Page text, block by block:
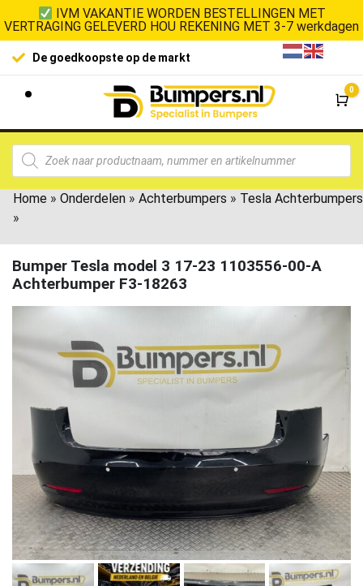
IVM VAKANTIE WORDEN BESTELLINGEN MET
VERTRAGING GELEVERD HOU REKENING MET 3-7 werkdagen
De goedkoopste op de markt
0
Home » Onderdelen » Achterbumpers » Tesla Achterbumpers
»
Bumper Tesla model 3 17-23 1103556-00-A
Achterbumper F3-18263